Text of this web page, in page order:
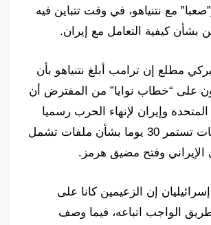
مع نتنياهو، في وقت تتباين فيه
بشأن كيفية التعامل مع إيران.
مطلع إن ترامب أبلغ نتنياهو بأن
على “خطاب نوايا” من المفترض أن
المتحدة وإيران لإنهاء الحرب رسميا
وإطلاق مفاوضات تستمر 30 يوما بشأن ملفات تشمل
الإيراني وفتح مضيق هرمز.
إن الزعيمين كانا على
الواجب اتباعه، فيما وصف